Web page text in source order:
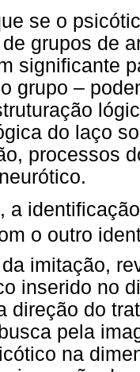
se o
grupos de
significante
grupo –
do laço
processos
a
o outro
imitação,
inserido no
direção do
pela
na